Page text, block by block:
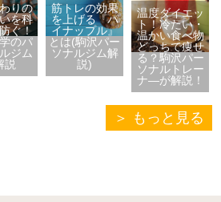
りの
を科
ぐ！
のパ
ジム
説
筋トレの効果
を上げる『パ
イナップル』
とは(駒沢パー
ソナルジム解
説)
温度ダイエッ
ト！冷たい・
温かい食べ物
どっちで痩せ
る？駒沢パー
ソナルトレー
ナ―が解説！
もっと見る